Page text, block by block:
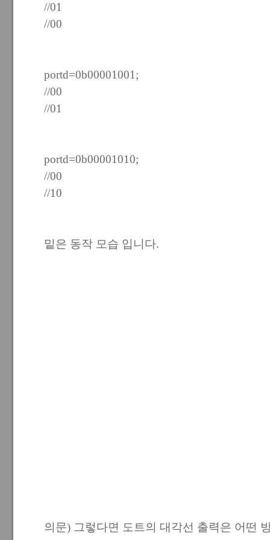
//01
//00
portd=0b00001001;
//00
//01
portd=0b00001010;
//00
//10
밑은 동작 모습 입니다.
의문) 그렇다면 도트의 대각선 출력은 어떤